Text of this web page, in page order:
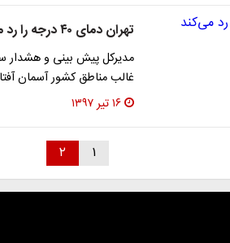
تهران دمای ۴۰ درجه را رد می‌کند
مدیرکل پیش بینی و هشدار
غالب مناطق کشور آسمان
۱۶ تیر ۱۳۹۷
۱ ۲